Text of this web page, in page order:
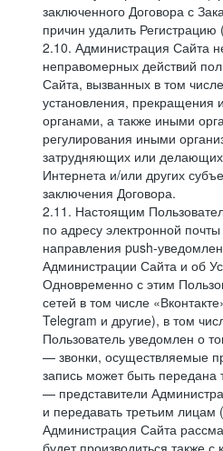
заключенного Договора с
причин удалить
2.10. Администрация Сайта
неправомерных действий
Сайта, вызванных в том
установления, прекращения
органами, а также иными
регулирования иными
затрудняющих или делающих
Интернета и/или других
заключения Договора.
2.11. Настоящим
по адресу электронной
направления push-
Администрации Сайта и об
Одновременно с этим
сетей в том числе
Telegram и другие), в том
Пользователь уведомлен о
— звонки, осуществляемые
запись может быть передана
— представители
и передавать третьим
Администрация Сайта
будет производиться также